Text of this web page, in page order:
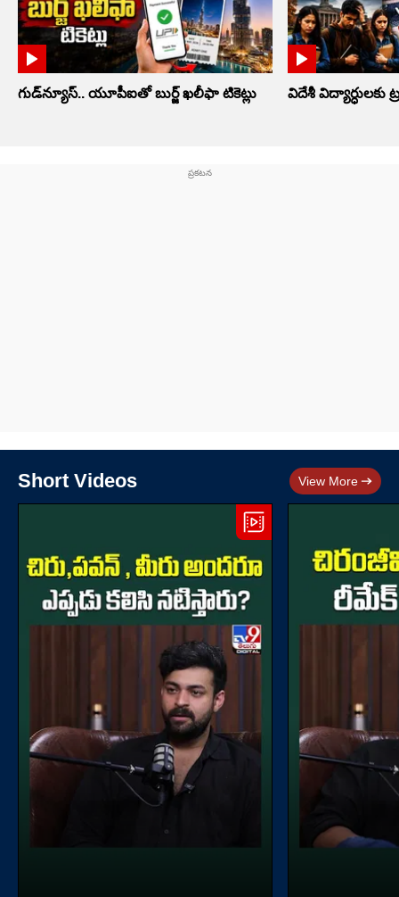
గుడ్‌న్యూస్.. యూపీఐతో బుర్జ్ ఖలీఫా టికెట్లు విదేశీ విద్యార్ధులకు
Short Videos View More